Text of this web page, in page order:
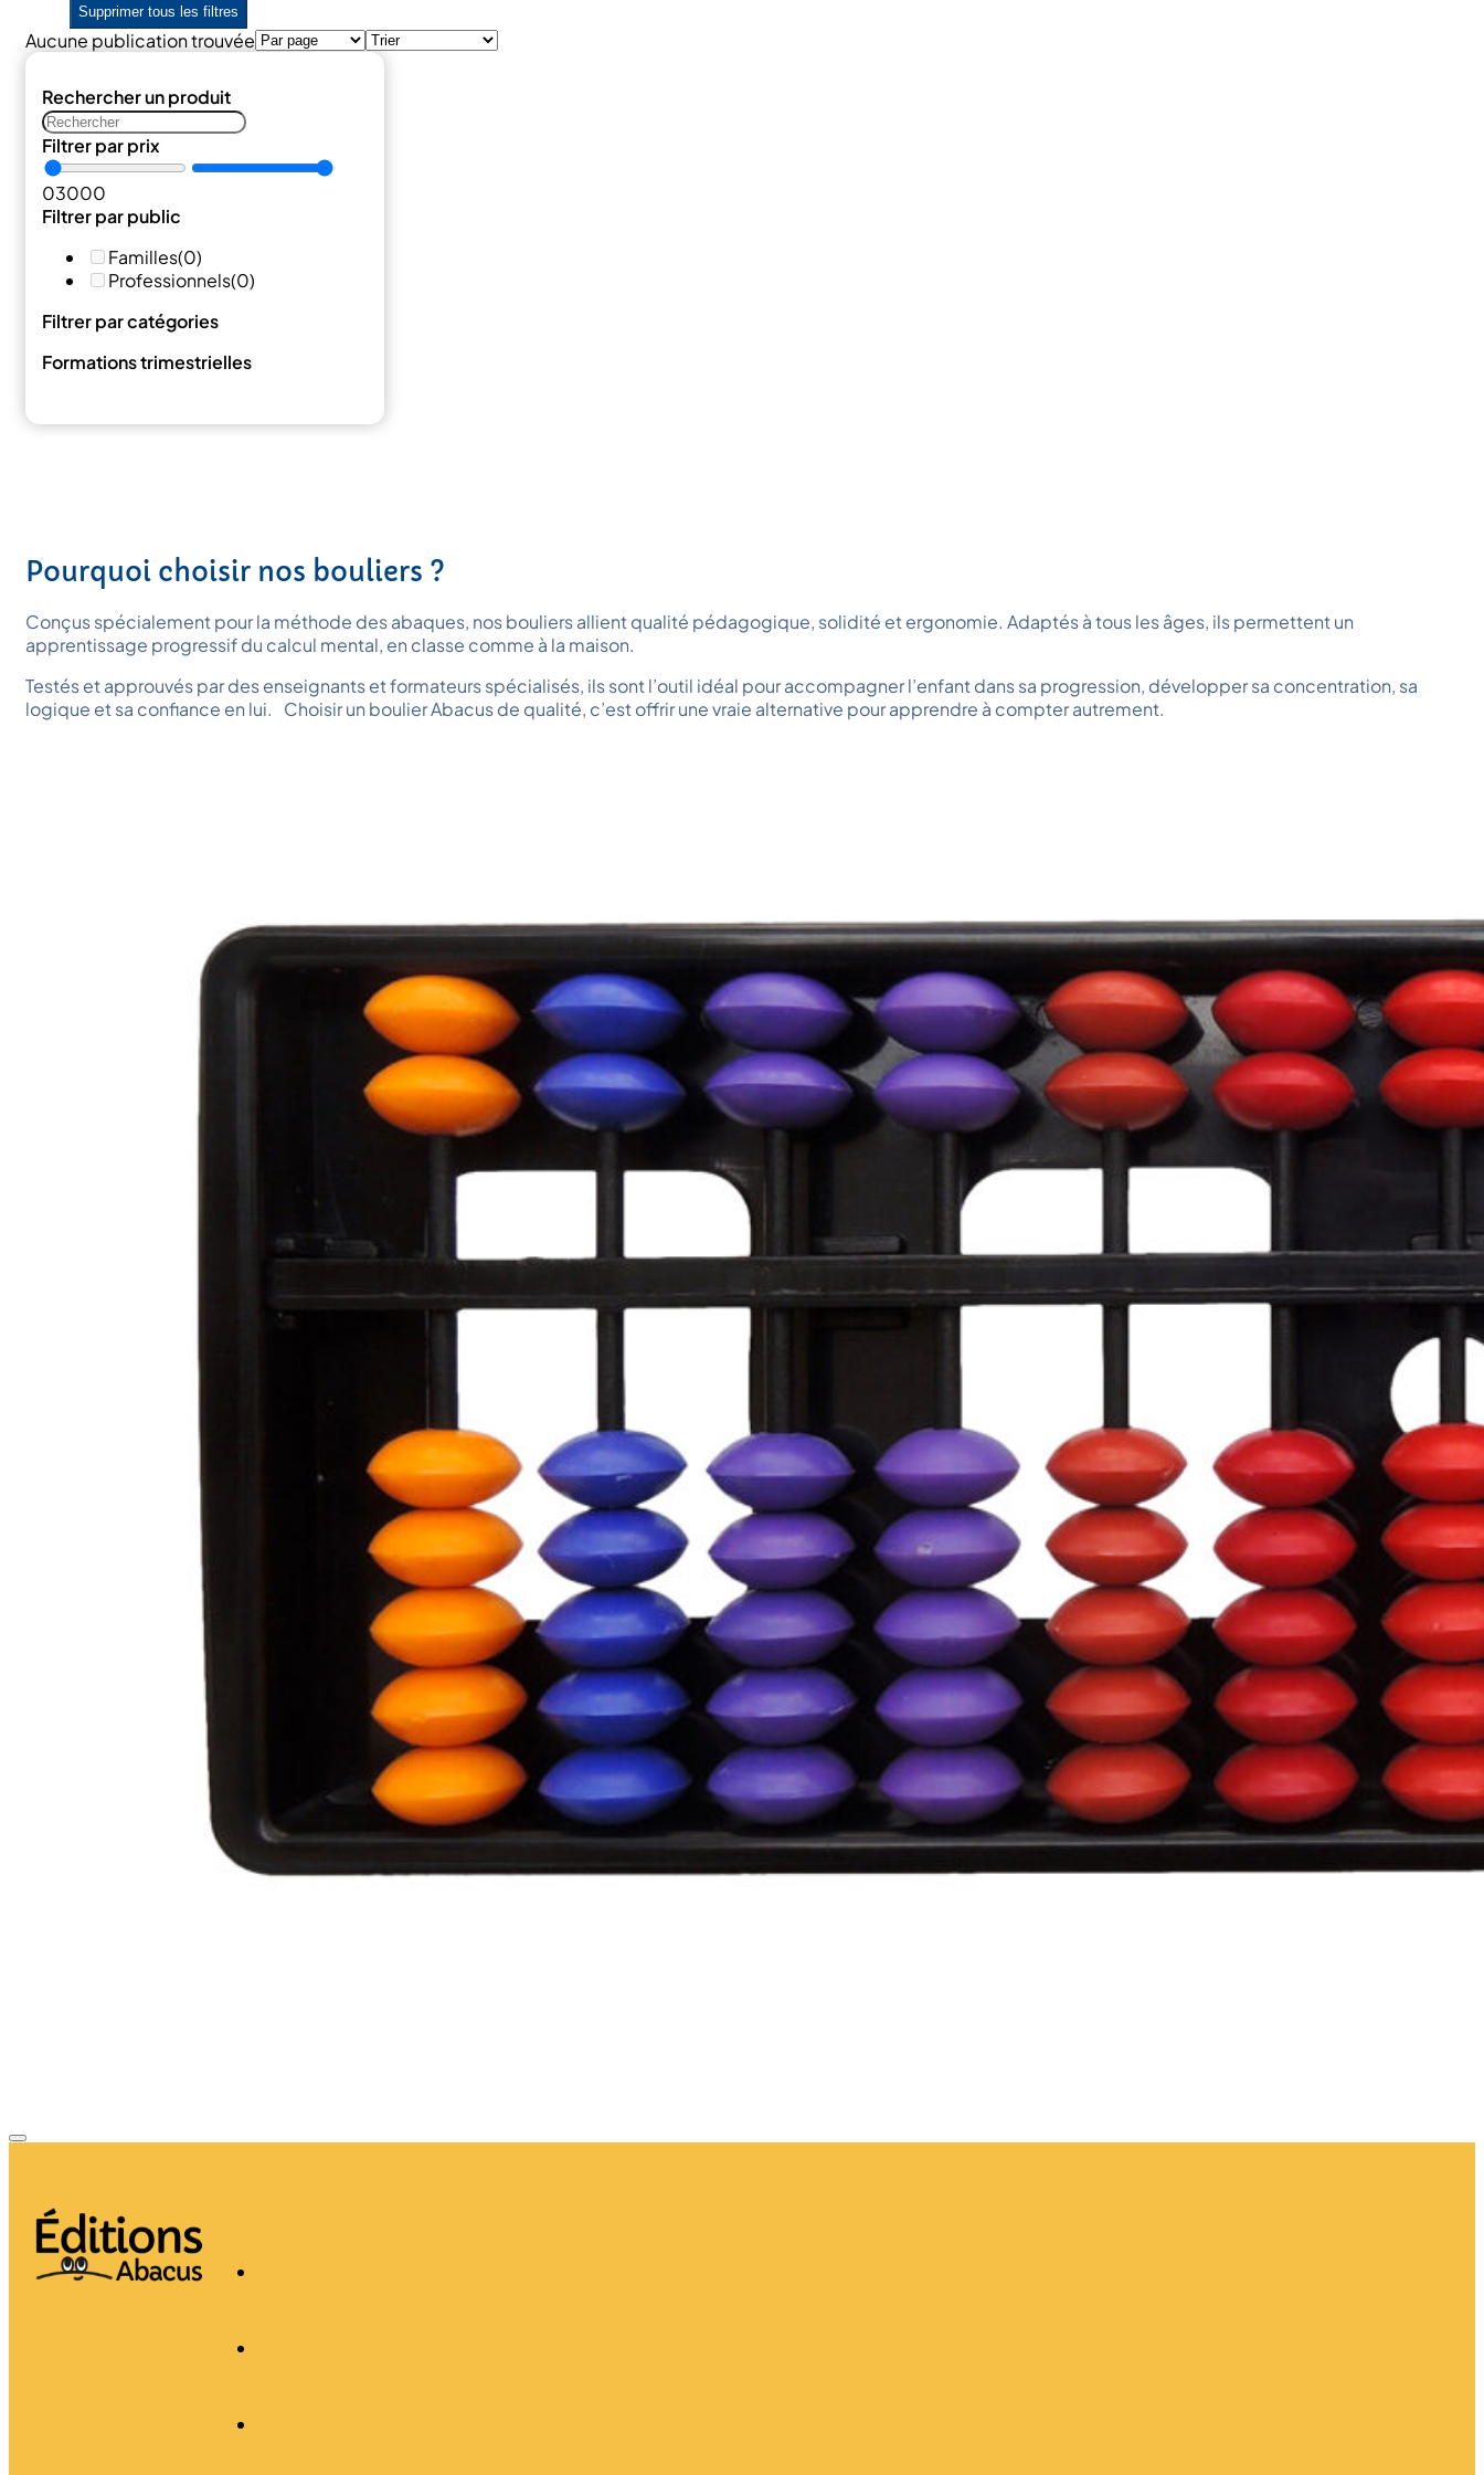
Supprimer tous les filtres
Aucune publication trouvée
Rechercher un produit
Filtrer par prix
03000
Filtrer par public
Familles(0)
Professionnels(0)
Filtrer par catégories
Formations trimestrielles
Pourquoi choisir nos bouliers ?
Conçus spécialement pour la méthode des abaques, nos bouliers allient qualité pédagogique, solidité et ergonomie. Adaptés à tous les âges, ils permettent un
apprentissage progressif du calcul mental, en classe comme à la maison.
Testés et approuvés par des enseignants et formateurs spécialisés, ils sont l’outil idéal pour accompagner l’enfant dans sa progression, développer sa concentration, sa
logique et sa confiance en lui. Choisir un boulier Abacus de qualité, c’est offrir une vraie alternative pour apprendre à compter autrement.